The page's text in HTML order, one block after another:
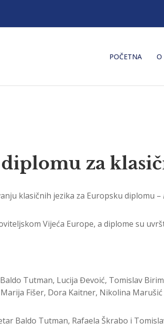
POČETNA O
za
klasičnih jezika za Europsku diplomu –
Vijeća Europe, a diplome su
Tutman, Lucija Đevoić, Tomislav
Fišer, Dora Kaitner, Nikolina
Baldo Tutman, Rafaela Škrabo i